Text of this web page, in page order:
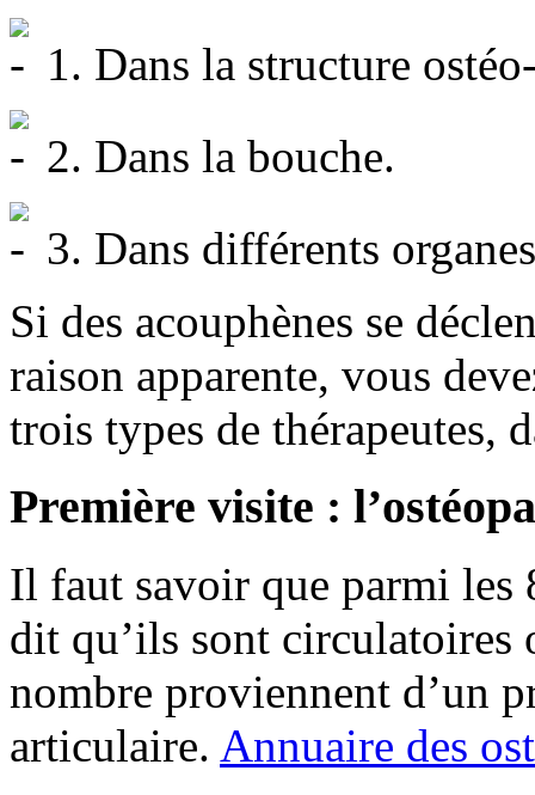
1. Dans la structure
2. Dans la bouche.
3. Dans différents
Si des acouphènes se
raison apparente, vous
trois types de thérapeutes,
Première visite :
Il faut savoir que parmi les
dit qu’ils sont circulatoires
nombre proviennent d’un
articulaire. Annuaire des